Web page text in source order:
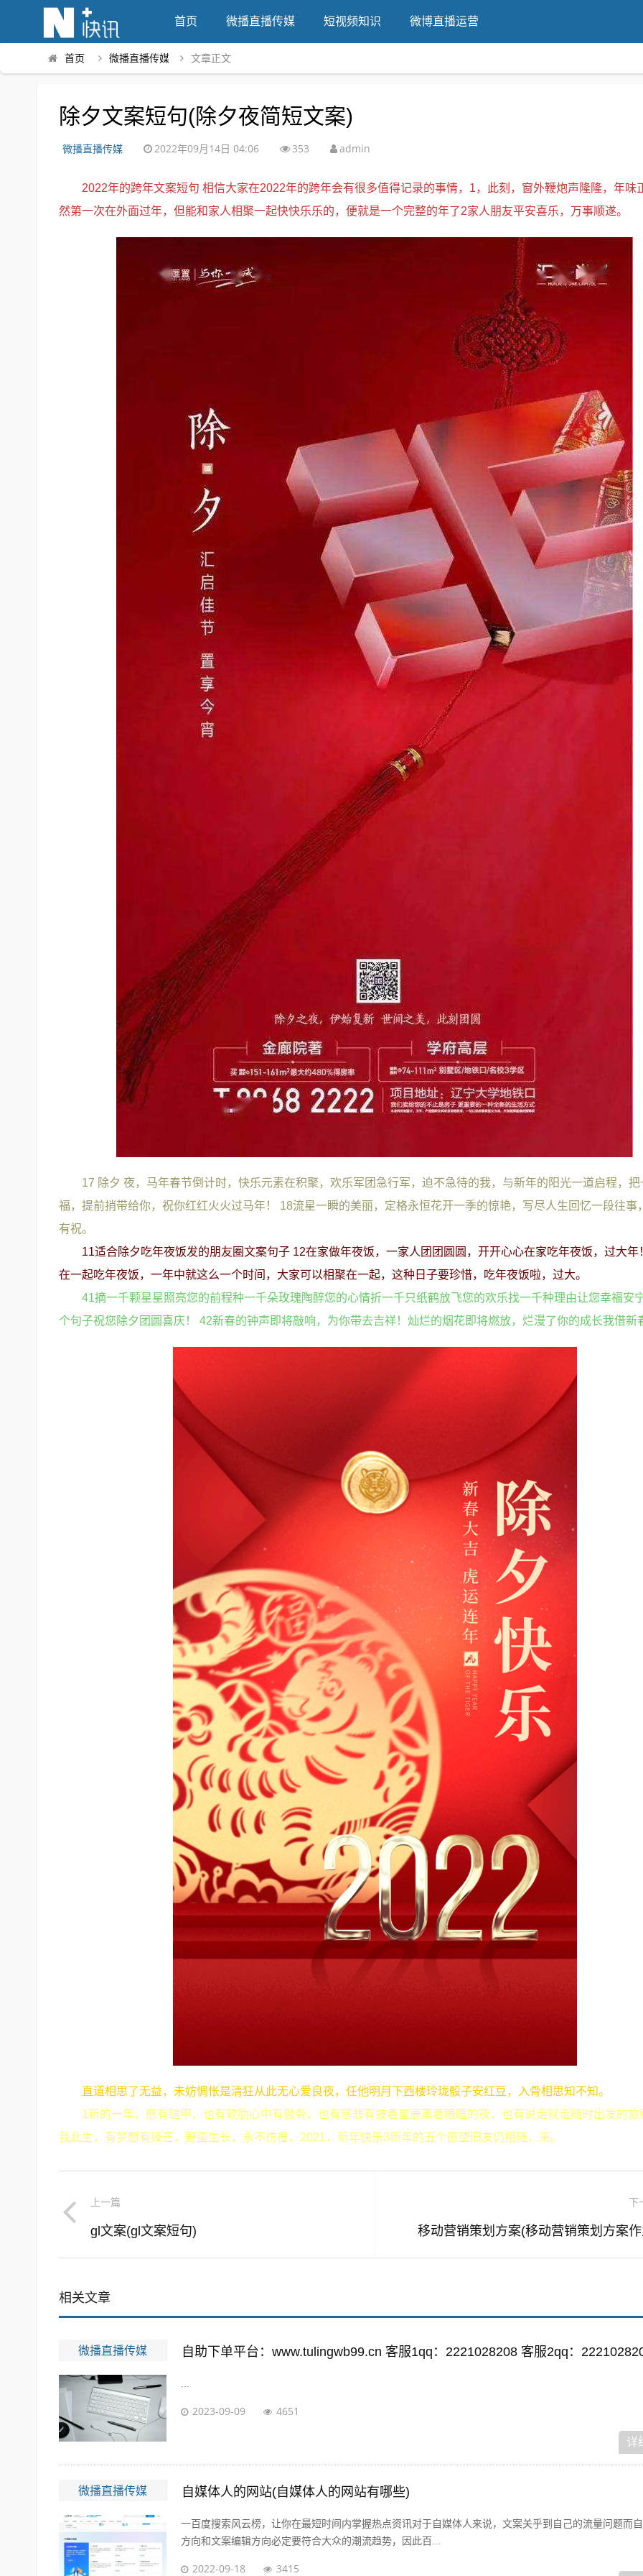
首页 微播直播传媒 短视频知识 微博直播运营
首页 微播直播传媒 文章正文
除夕文案短句(除夕夜简短文案)
微播直播传媒 2022年09月14日 04:06 353 admin
2022年的跨年文案短句 相信大家在2022年的跨年会有很多值得记录的事情，1，此刻，窗外鞭炮声隆隆，年味
然第一次在外面过年，但能和家人相聚一起快快乐乐的，便就是一个完整的年了2家人朋友平安喜乐，万事顺遂。
17 除夕 夜，马年春节倒计时，快乐元素在积聚，欢乐军团急行军，迫不急待的我，与新年的阳光一道启程，把
福，提前捎带给你，祝你红红火火过马年！ 18流星一瞬的美丽，定格永恒花开一季的惊艳，写尽人生回忆一段往事
有祝。
11适合除夕吃年夜饭发的朋友圈文案句子 12在家做年夜饭，一家人团团圆圆，开开心心在家吃年夜饭，过大年
在一起吃年夜饭，一年中就这么一个时间，大家可以相聚在一起，这种日子要珍惜，吃年夜饭啦，过大。
41摘一千颗星星照亮您的前程种一千朵玫瑰陶醉您的心情折一千只纸鹤放飞您的欢乐找一千种理由让您幸福安
个句子祝您除夕团圆喜庆！ 42新春的钟声即将敲响，为你带去吉祥！灿烂的烟花即将燃放，烂漫了你的成长我借新
直道相思了无益，未妨惆怅是清狂从此无心爱良夜，任他明月下西楼玲珑骰子安红豆，入骨相思知不知。
1新的一年，愿有铠甲，也有软肋心中有傲骨，也有慈悲有披着星辰黑着眼眶的夜，也有说走就走随时出发的旅
我此生，有梦想有锋芒，野蛮生长，永不彷徨，2021，新年快乐3新年的五个愿望旧友仍相随，来。
上一篇
gl文案(gl文案短句)
下
移动营销策划方案(移动营销策划方案
相关文章
微播直播传媒 自助下单平台：www.tulingwb99.cn 客服1qq：2221028208 客服2qq：
2023-09-09 4651
详
微播直播传媒 自媒体人的网站(自媒体人的网站有哪些)
一百度搜索风云榜，让你在最短时间内掌握热点资讯对于自媒体人来说，文案关乎到自己的流量问题而
方向和文案编辑方向必定要符合大众的潮流趋势，因此百...
2022-09-18 3415